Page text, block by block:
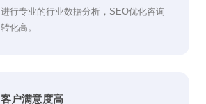
进行专业的行业数据分析，SEO优化咨询
转化高。
客户满意度高